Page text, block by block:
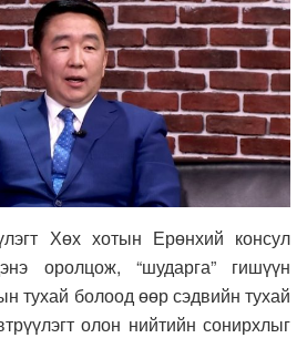
Хөх хотын Ерөнхий консул
оролцож, “шударга” гишүүн
тухай болоод өөр сэдвийн тухай
олон нийтийн сонирхлыг